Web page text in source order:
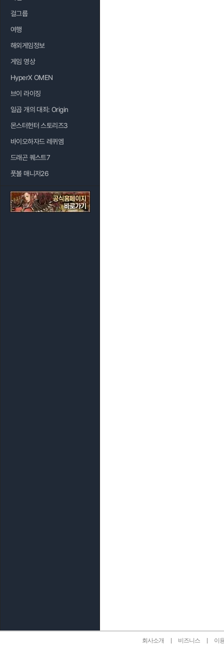
걸그룹
여행
해외게임정보
게임 영상
HyperX OMEN
브이 라이징
일곱 개의 대죄: Origin
몬스터헌터 스토리즈3
바이오하자드 레퀴엠
드래곤 퀘스트7
풋볼 매니저26
회사소개 비즈니스 이